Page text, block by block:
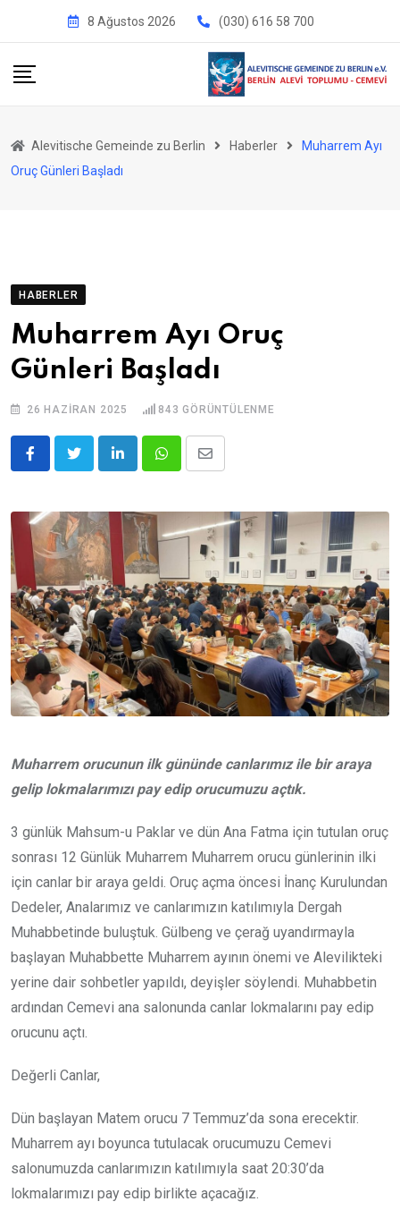
8 Ağustos 2026 (030) 616 58 700
Alevitische Gemeinde zu Berlin Haberler
Muharrem Ayı
Oruç Günleri Başladı
HABERLER
Muharrem Ayı Oruç
Günleri Başladı
26 HAZIRAN 2025 843 GÖRÜNTÜLENME
LinkedInWhatsapp
E-
ile
Paylaş
Muharrem orucunun ilk gününde canlarımız ile bir araya
gelip lokmalarımızı pay edip orucumuzu açtık.
3 günlük Mahsum-u Paklar ve dün Ana Fatma için tutulan oruç
sonrası 12 Günlük Muharrem Muharrem orucu günlerinin ilki
için canlar bir araya geldi. Oruç açma öncesi İnanç Kurulundan
Dedeler, Analarımız ve canlarımızın katılımıyla Dergah
Muhabbetinde buluştuk. Gülbeng ve çerağ uyandırmayla
başlayan Muhabbette Muharrem ayının önemi ve Alevilikteki
yerine dair sohbetler yapıldı, deyişler söylendi. Muhabbetin
ardından Cemevi ana salonunda canlar lokmalarını pay edip
orucunu açtı.
Değerli Canlar,
Dün başlayan Matem orucu 7 Temmuz’da sona erecektir.
Muharrem ayı boyunca tutulacak orucumuzu Cemevi
salonumuzda canlarımızın katılımıyla saat 20:30’da
lokmalarımızı pay edip birlikte açacağız.